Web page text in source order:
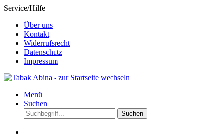
Service/Hilfe
Über uns
Kontakt
Widerrufsrecht
Datenschutz
Impressum
Menü
Suchen
Suchen